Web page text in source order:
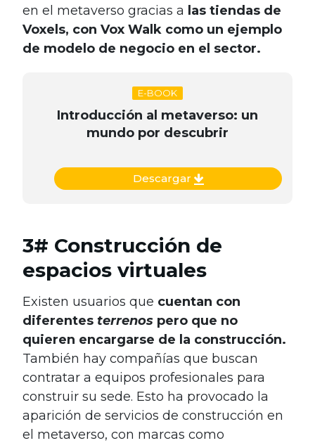
en el metaverso gracias a las tiendas de
Voxels, con Vox Walk como un ejemplo
de modelo de negocio en el sector.
E-BOOK
Introducción al metaverso: un
mundo por descubrir
Descargar
3# Construcción de
espacios virtuales
Existen usuarios que cuentan con
diferentes terrenos pero que no
quieren encargarse de la construcción.
También hay compañías que buscan
contratar a equipos profesionales para
construir su sede. Esto ha provocado la
aparición de servicios de construcción en
el metaverso, con marcas como